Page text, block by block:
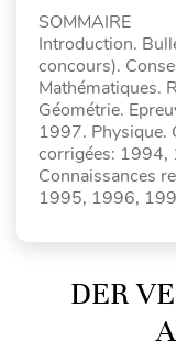
SOMMAIRE
Introduction.
concours).
Mathématiques.
Géométrie.
1997. Physique.
corrigées:
Connaissances
1995, 1996,
DER